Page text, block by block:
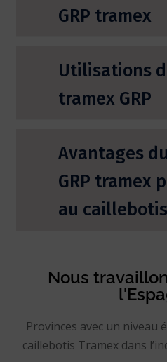
GRP tramex
Utilisations
tramex GRP
Avantages
GRP tramex
au
Nous
Provinces avec un niveau
caillebotis Tramex dans